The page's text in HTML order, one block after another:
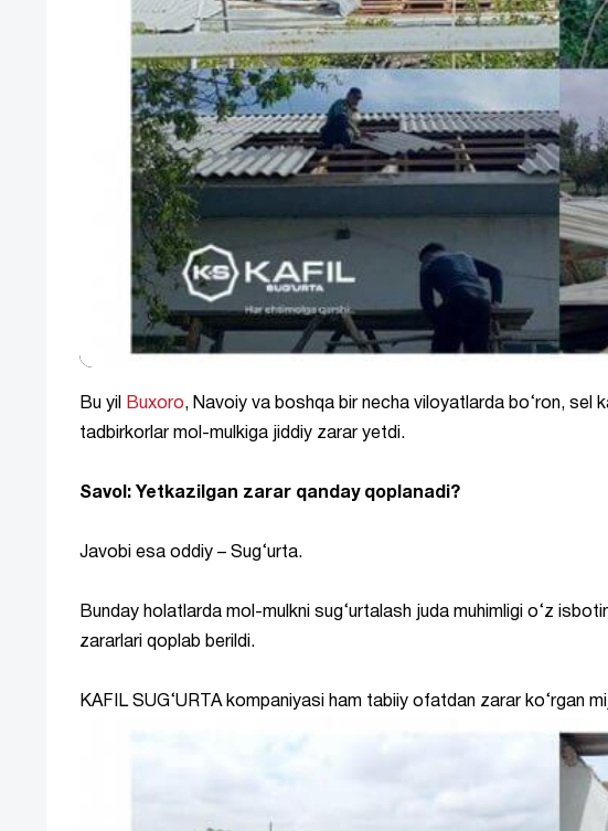
Bu yil Buxoro, Navoiy va boshqa bir necha viloyatlarda bo‘ron, sel
tadbirkorlar mol-mulkiga jiddiy zarar yetdi.
Savol: Yetkazilgan zarar qanday qoplanadi?
Javobi esa oddiy – Sug‘urta.
Bunday holatlarda mol-mulkni sug‘urtalash juda muhimligi o‘z
zararlari qoplab berildi.
KAFIL SUG‘URTA kompaniyasi ham tabiiy ofatdan zarar ko‘rgan